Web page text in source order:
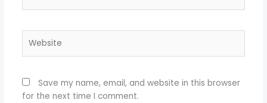
Save my name, email, and website in this browser
for the next time I comment.